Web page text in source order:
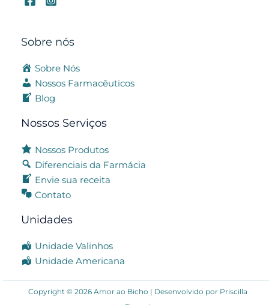
Sobre nós
Sobre Nós
Nossos Farmacêuticos
Blog
Nossos Serviços
Nossos Produtos
Diferenciais da Farmácia
Envie sua receita
Contato
Unidades
Unidade Valinhos
Unidade Americana
Copyright © 2026 Amor ao Bicho | Desenvolvido por Priscilla